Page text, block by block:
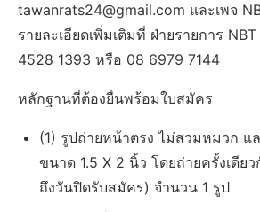
tawanrats24@gmail.com และเพจ
รายละเอียดเพิ่มเติมที่ ฝ่ายรายการ
4528 1393 หรือ 08 6979 7144
หลักฐานที่ต้องยื่นพร้อมใบสมัคร
(1) รูปถ่ายหน้าตรง ไม่สวมหมวก แ
ขนาด 1.5 X 2 นิ้ว โดยถ่ายครั้งเดีย
ถึงวันปิดรับสมัคร) จำนวน 1 รูป